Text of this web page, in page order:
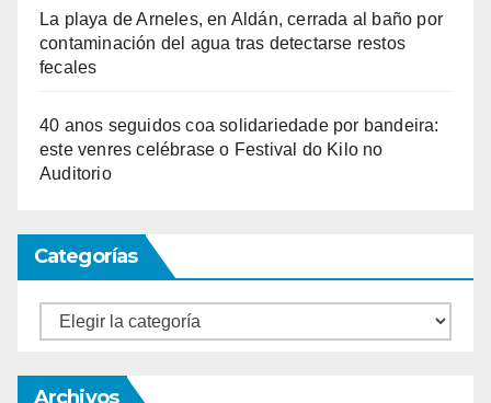
La playa de Arneles, en Aldán, cerrada al baño por
contaminación del agua tras detectarse restos
fecales
40 anos seguidos coa solidariedade por bandeira:
este venres celébrase o Festival do Kilo no
Auditorio
Categorías
Categorías
Archivos